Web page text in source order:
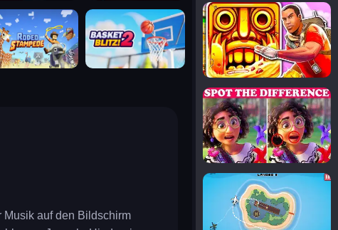
stampede basket blitz
auf den Bildschirm
temple run 2
spot the differences
silly sky